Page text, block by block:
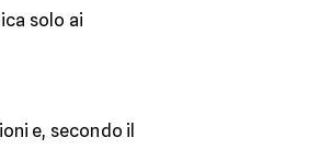
solo ai
e, secondo il